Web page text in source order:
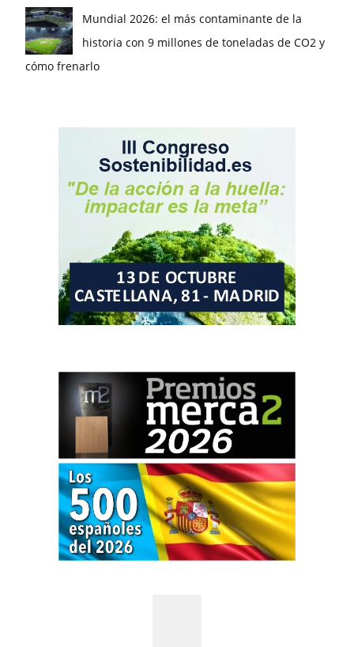
Mundial 2026: el más contaminante de la
historia con 9 millones de toneladas de CO2 y
cómo frenarlo